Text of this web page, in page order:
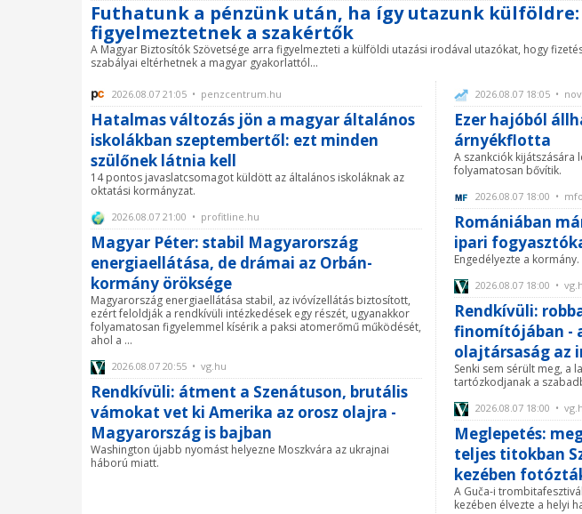
Futhatunk a pénzünk után, ha így utazunk külföldre:
figyelmeztetnek a szakértők
A Magyar Biztosítók Szövetsége arra figyelmezteti a külföldi utazási irodával utazókat, hogy
szabályai eltérhetnek a magyar gyakorlattól...
2026.08.07 21:05 • penzcentrum.hu
Hatalmas változás jön a magyar általános
iskolákban szeptembertől: ezt minden
szülőnek látnia kell
14 pontos javaslatcsomagot küldött az általános iskoláknak az
oktatási kormányzat.
2026.08.07 21:00 • profitline.hu
Magyar Péter: stabil Magyarország
energiaellátása, de drámai az Orbán-
kormány öröksége
Magyarország energiaellátása stabil, az ivóvízellátás biztosított,
ezért feloldják a rendkívüli intézkedések egy részét, ugyanakkor
folyamatosan figyelemmel kísérik a paksi atomerőmű működését,
ahol a ...
2026.08.07 20:55 • vg.hu
Rendkívüli: átment a Szenátuson, brutális
vámokat vet ki Amerika az orosz olajra -
Magyarország is bajban
Washington újabb nyomást helyezne Moszkvára az ukrajnai
háború miatt.
2026.08.07 18:05 •
Ezer hajóból
árnyékflotta
A szankciók
folyamatosan bővítik.
2026.08.07 18:00 •
Romániában
ipari
Engedélyezte a kormány.
2026.08.07 18:00 •
Rendkívüli:
finomítójában -
olajtársaság az
Senki sem sérült meg, a
tartózkodjanak a
2026.08.07 18:00 •
Meglepetés:
teljes titokban
kezében
A Guča-i
kezében élvezte a helyi